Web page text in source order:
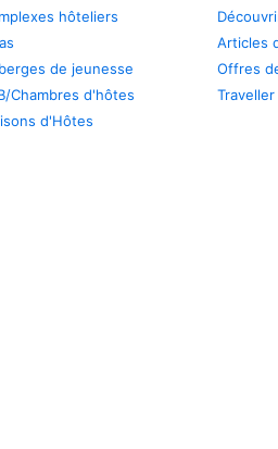
hôteliers
de jeunesse
Chambres d'hôtes
d'Hôtes
Articles
Offres